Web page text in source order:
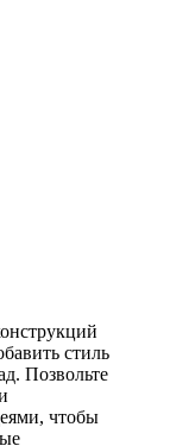
стиль
Позвольте
чтобы